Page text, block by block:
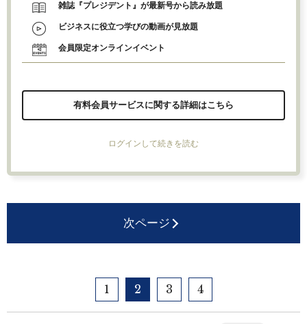
雑誌『プレジデント』が最新号から読み放題
ビジネスに役立つ学びの動画が見放題
会員限定オンラインイベント
有料会員サービスに関する詳細はこちら
ログインして続きを読む
次ページ
1 2 3 4